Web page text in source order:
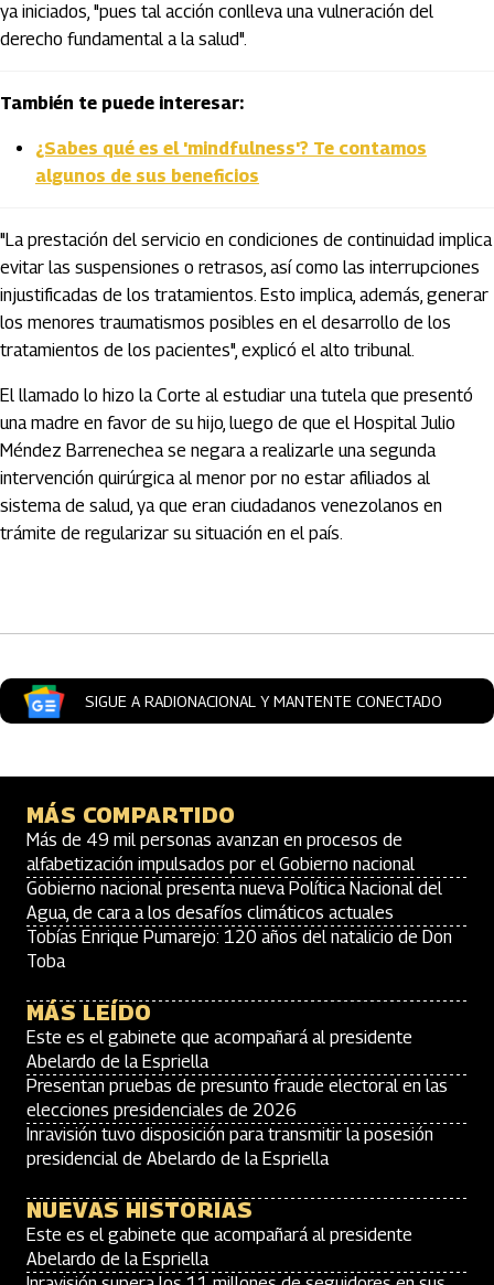
ya iniciados, "pues tal acción conlleva una vulneración del
derecho fundamental a la salud".
También te puede interesar:
¿Sabes qué es el 'mindfulness'? Te contamos
algunos de sus beneficios
"La prestación del servicio en condiciones de continuidad implica
evitar las suspensiones o retrasos, así como las interrupciones
injustificadas de los tratamientos. Esto implica, además, generar
los menores traumatismos posibles en el desarrollo de los
tratamientos de los pacientes", explicó el alto tribunal.
El llamado lo hizo la Corte al estudiar una tutela que presentó
una madre en favor de su hijo, luego de que el Hospital Julio
Méndez Barrenechea se negara a realizarle una segunda
intervención quirúrgica al menor por no estar afiliados al
sistema de salud, ya que eran ciudadanos venezolanos en
trámite de regularizar su situación en el país.
SIGUE A RADIONACIONAL Y MANTENTE CONECTADO
MÁS COMPARTIDO
Más de 49 mil personas avanzan en procesos de
alfabetización impulsados por el Gobierno nacional
Gobierno nacional presenta nueva Política Nacional del
Agua, de cara a los desafíos climáticos actuales
Tobías Enrique Pumarejo: 120 años del natalicio de Don
Toba
MÁS LEÍDO
Este es el gabinete que acompañará al presidente
Abelardo de la Espriella
Presentan pruebas de presunto fraude electoral en las
elecciones presidenciales de 2026
Inravisión tuvo disposición para transmitir la posesión
presidencial de Abelardo de la Espriella
NUEVAS HISTORIAS
Este es el gabinete que acompañará al presidente
Abelardo de la Espriella